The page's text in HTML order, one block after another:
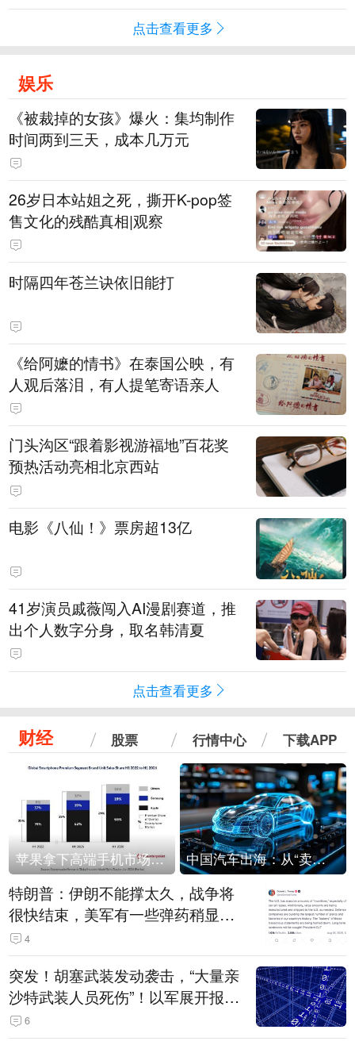
点击查看更多
娱乐
《被裁掉的女孩》爆火：集均制作
时间两到三天，成本几万元
​26岁日本站姐之死，撕开K-pop签
售文化的残酷真相|观察
时隔四年苍兰诀依旧能打
《给阿嬷的情书》在泰国公映，有
人观后落泪，有人提笔寄语亲人
门头沟区“跟着影视游福地”百花奖
预热活动亮相北京西站
电影《八仙！》票房超13亿
41岁演员戚薇闯入AI漫剧赛道，推
出个人数字分身，取名韩清夏
点击查看更多
财经 股票 行情中心 下载APP
苹果拿下高端手机市场65%的份额：iPhone 17系列功不可没 中国汽车出海：从“卖出去”到“走进去”
特朗普：伊朗不能撑太久，战争将
很快结束，美军有一些弹药稍显紧
张！伊朗公布拟议的海峡管理文本
4
突发！胡塞武装发动袭击，“大量亲
沙特武装人员死伤”！以军展开报复
性空袭
6